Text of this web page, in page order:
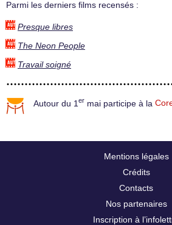
Parmi les derniers films recensés :
Presque libres
The Neon People
Travail soigné
Autour du 1 er mai participe à la
Mentions légales
Crédits
Contacts
Nos partenaires
Inscription à